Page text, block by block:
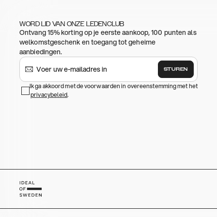
WORD LID VAN ONZE LEDENCLUB
Ontvang 15% korting op je eerste aankoop, 100 punten als
welkomstgeschenk en toegang tot geheime
aanbiedingen.
STUREN
Ik ga akkoord met de voorwaarden in overeenstemming met het
privacybeleid.